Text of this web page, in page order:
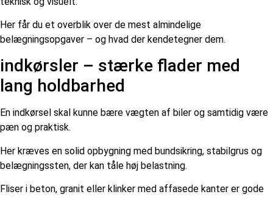
Her får du et overblik over de mest almindelige
belægningsopgaver – og hvad der kendetegner dem.
indkørsler – stærke flader med
lang holdbarhed
En indkørsel skal kunne bære vægten af biler og samtidig være
pæn og praktisk.
Her kræves en solid opbygning med bundsikring, stabilgrus og
belægningssten, der kan tåle høj belastning.
Fliser i beton, granit eller klinker med affasede kanter er gode